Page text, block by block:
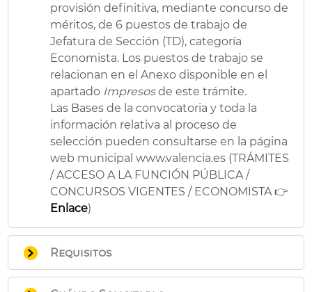
provisión definitiva, mediante concurso de
méritos, de 6 puestos de trabajo de
Jefatura de Sección (TD), categoría
Economista. Los puestos de trabajo se
relacionan en el Anexo disponible en el
apartado Impresosde este trámite.
Las Bases de la convocatoria y toda la
información relativa al proceso de
selección pueden consultarse en la página
web municipal www.valencia.es (TRÁMITES
/ ACCESO A LA FUNCIÓN PÚBLICA /
CONCURSOS VIGENTES / ECONOMISTA 👉
Enlace)
Requisitos
Ser personal funcionario de carrera del